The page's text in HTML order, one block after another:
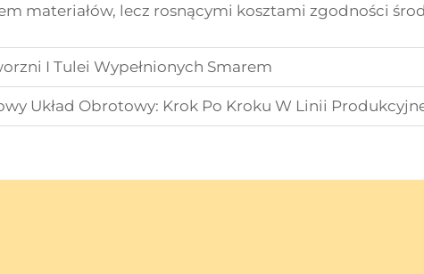
materiałów, lecz rosnącymi kosztami zgodności
I Tulei Wypełnionych Smarem
Układ Obrotowy: Krok Po Kroku W Linii